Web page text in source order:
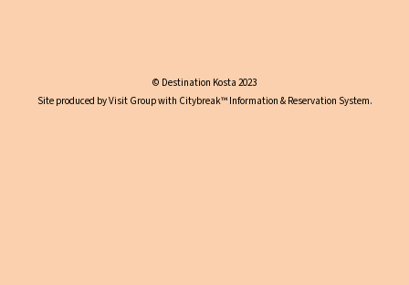
© Destination Kosta 2023
Site produced by Visit Group with Citybreak™ Information & Reservation System.